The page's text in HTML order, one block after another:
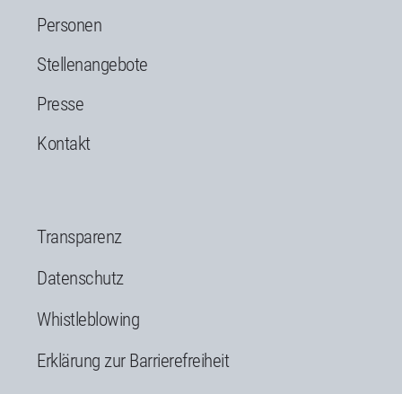
Personen
Stellenangebote
Presse
Kontakt
Transparenz
Datenschutz
Whistleblowing
Erklärung zur Barrierefreiheit